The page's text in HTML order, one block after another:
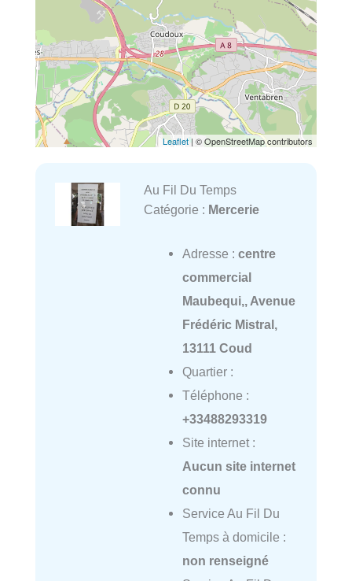
Leaflet| © OpenStreetMap contributors
Au Fil Du Temps
Catégorie : Mercerie
Adresse : centre
commercial
Maubequi,, Avenue
Frédéric Mistral,
13111 Coud
Quartier :
Téléphone :
+33488293319
Site internet :
Aucun site internet
connu
Service Au Fil Du
Temps à domicile :
non renseigné